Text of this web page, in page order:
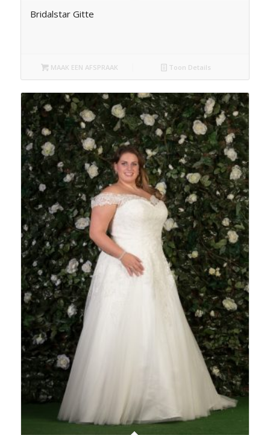
Bridalstar Gitte
MAAK EEN AFSPRAAK Toon Details